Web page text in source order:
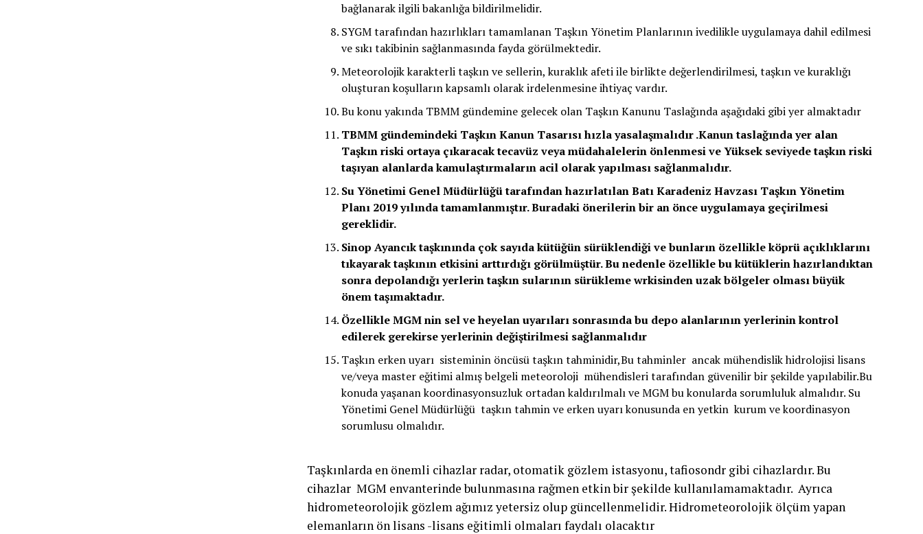
bağlanarak ilgili bakanlığa bildirilmelidir.
SYGM tarafından hazırlıkları tamamlanan Taşkın Yönetim Planlarının ivedilikle uygulamaya dahil edilmesi
ve sıkı takibinin sağlanmasında fayda görülmektedir.
Meteorolojik karakterli taşkın ve sellerin, kuraklık afeti ile birlikte değerlendirilmesi, taşkın ve kuraklığı
oluşturan koşulların kapsamlı olarak irdelenmesine ihtiyaç vardır.
Bu konu yakında TBMM gündemine gelecek olan Taşkın Kanunu Taslağında aşağıdaki gibi yer almaktadır
TBMM gündemindeki Taşkın Kanun Tasarısı hızla yasalaşmalıdır .Kanun taslağında yer alan
Taşkın riski ortaya çıkaracak tecavüz veya müdahalelerin önlenmesi ve Yüksek seviyede taşkın riski
taşıyan alanlarda kamulaştırmaların acil olarak yapılması sağlanmalıdır.
Su Yönetimi Genel Müdürlüğü tarafından hazırlatılan Batı Karadeniz Havzası Taşkın Yönetim
Planı 2019 yılında tamamlanmıştır. Buradaki önerilerin bir an önce uygulamaya geçirilmesi
gereklidir.
Sinop Ayancık taşkınında çok sayıda kütüğün sürüklendiği ve bunların özellikle köprü açıklıklarını
tıkayarak taşkının etkisini arttırdığı görülmüştür. Bu nedenle özellikle bu kütüklerin hazırlandıktan
sonra depolandığı yerlerin taşkın sularının sürükleme wrkisinden uzak bölgeler olması büyük
önem taşımaktadır.
Özellikle MGM nin sel ve heyelan uyarıları sonrasında bu depo alanlarının yerlerinin kontrol
edilerek gerekirse yerlerinin değiştirilmesi sağlanmalıdır
Taşkın erken uyarı sisteminin öncüsü taşkın tahminidir,Bu tahminler ancak mühendislik hidrolojisi lisans
ve/veya master eğitimi almış belgeli meteoroloji mühendisleri tarafından güvenilir bir şekilde yapılabilir.Bu
konuda yaşanan koordinasyonsuzluk ortadan kaldırılmalı ve MGM bu konularda sorumluluk almalıdır. Su
Yönetimi Genel Müdürlüğü taşkın tahmin ve erken uyarı konusunda en yetkin kurum ve koordinasyon
sorumlusu olmalıdır.
Taşkınlarda en önemli cihazlar radar, otomatik gözlem istasyonu, tafiosondr gibi cihazlardır. Bu
cihazlar MGM envanterinde bulunmasına rağmen etkin bir şekilde kullanılamamaktadır. Ayrıca
hidrometeorolojik gözlem ağımız yetersiz olup güncellenmelidir. Hidrometeorolojik ölçüm yapan
elemanların ön lisans -lisans eğitimli olmaları faydalı olacaktır